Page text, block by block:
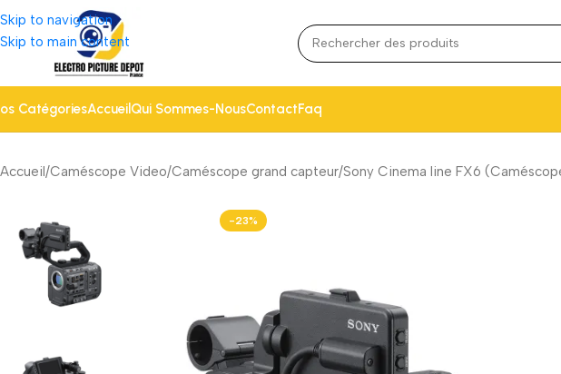
Skip to navigation
Skip to main content
CatégoriesAccueil Qui Sommes-NousContactFaq
Accueil Caméscope Video Caméscope grand capteur Sony Cinema line FX6
-23%